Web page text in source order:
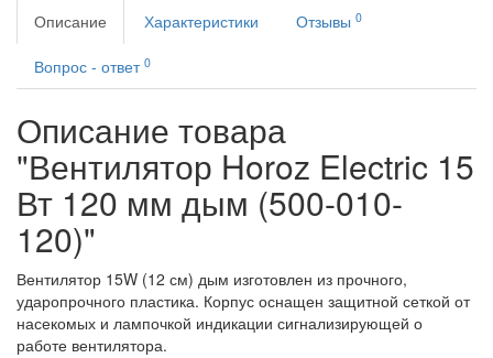
Описание
Характеристики Отзывы 0
Вопрос - ответ 0
Описание товара
"Вентилятор Horoz Electric 15
Вт 120 мм дым (500-010-
120)"
Вентилятор 15W (12 см) дым изготовлен из прочного,
ударопрочного пластика. Корпус оснащен защитной сеткой от
насекомых и лампочкой индикации сигнализирующей о
работе вентилятора.